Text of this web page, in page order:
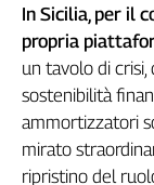
Alto
Basilicata
Emilia-
In Sicilia, per il
propria
un tavolo di
sostenibilità
ammortizzatori
mirato
ripristino del